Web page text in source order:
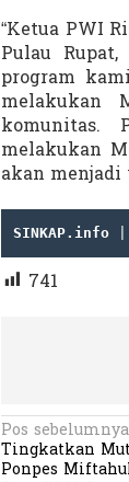
“Ketua PWI
Pulau
program
melakukan
komunitas.
melakukan
akan menjadi
SINKAP.info
741
N
a
Pos sebelumnya
Tingkatkan
Ponpes
Di